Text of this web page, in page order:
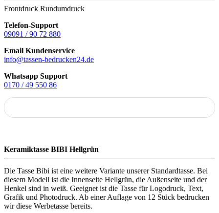
Frontdruck Rundumdruck
Telefon-Support
09091 / 90 72 880
Email Kundenservice
info@tassen-bedrucken24.de
Whatsapp Support
0170 / 49 550 86
Keramiktasse BIBI Hellgrün
Die Tasse Bibi ist eine weitere Variante unserer Standardtasse. Bei
diesem Modell ist die Innenseite Hellgrün, die Außenseite und der
Henkel sind in weiß. Geeignet ist die Tasse für Logodruck, Text,
Grafik und Photodruck. Ab einer Auflage von 12 Stück bedrucken
wir diese Werbetasse bereits.